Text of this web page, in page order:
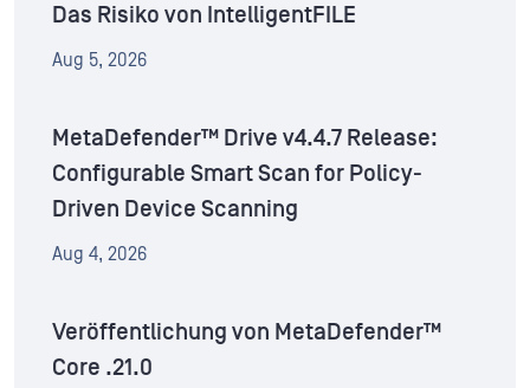
Das Risiko von IntelligentFILE
Aug 5, 2026
MetaDefender™ Drive v4.4.7 Release:
Configurable Smart Scan for Policy-
Driven Device Scanning
Aug 4, 2026
Veröffentlichung von MetaDefender™
Core .21.0